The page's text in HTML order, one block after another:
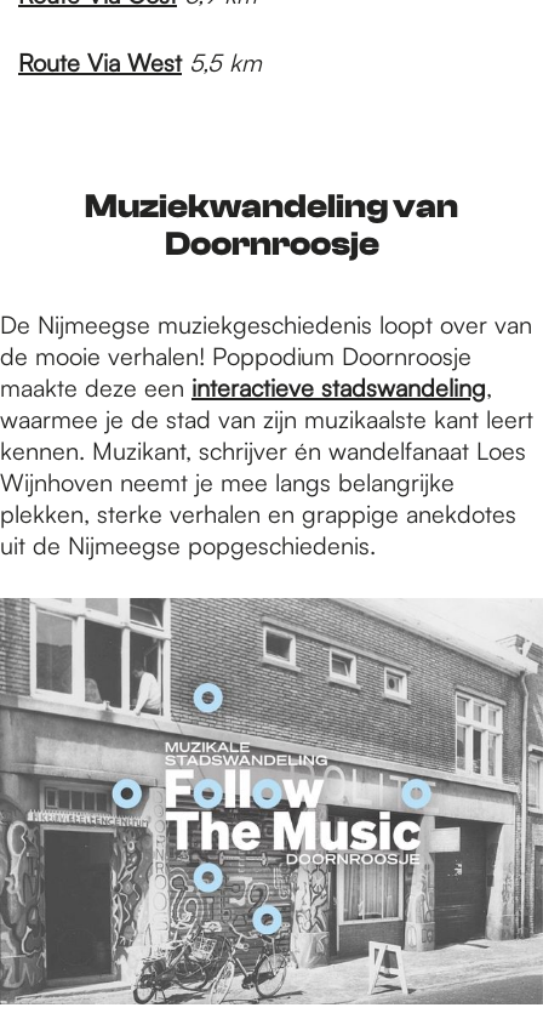
Route Via West5,5 km
Muziekwandeling van
Doornroosje
De Nijmeegse muziekgeschiedenis loopt over van
de mooie verhalen! Poppodium Doornroosje
maakte deze een interactieve stadswandeling,
waarmee je de stad van zijn muzikaalste kant leert
kennen. Muzikant, schrijver én wandelfanaat Loes
Wijnhoven neemt je mee langs belangrijke
plekken, sterke verhalen en grappige anekdotes
uit de Nijmeegse popgeschiedenis.